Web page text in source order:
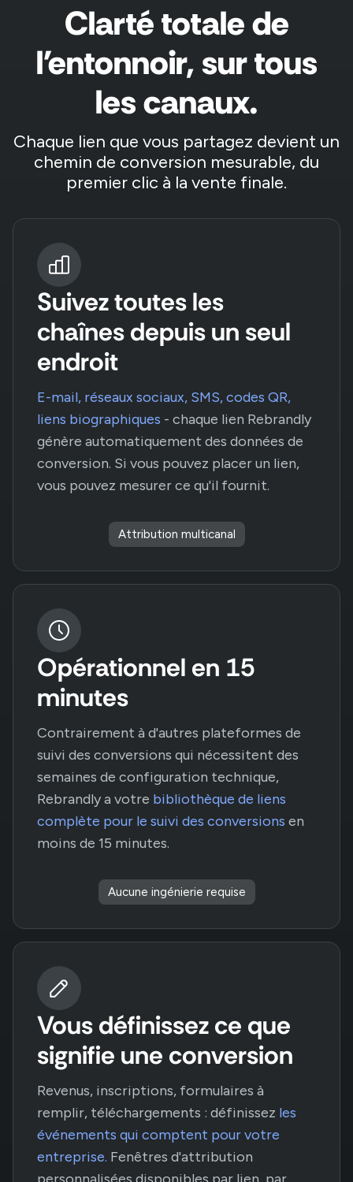
Clarté totale de
l'entonnoir, sur tous
les canaux.
Chaque lien que vous partagez devient un
chemin de conversion mesurable, du
premier clic à la vente finale.
Suivez toutes les
chaînes depuis un seul
endroit
E-mail, réseaux sociaux, SMS, codes QR,
liens biographiques - chaque lien Rebrandly
génère automatiquement des données de
conversion. Si vous pouvez placer un lien,
vous pouvez mesurer ce qu'il fournit.
Attribution multicanal
Opérationnel en 15
minutes
Contrairement à d'autres plateformes de
suivi des conversions qui nécessitent des
semaines de configuration technique,
Rebrandly a votre bibliothèque de liens
complète pour le suivi des conversions en
moins de 15 minutes.
Aucune ingénierie requise
Vous définissez ce que
signifie une conversion
Revenus, inscriptions, formulaires à
remplir, téléchargements : définissez les
événements qui comptent pour votre
entreprise. Fenêtres d'attribution